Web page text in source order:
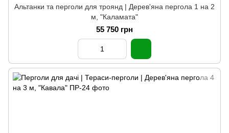
Альтанки та перголи для троянд | Дерев'яна пергола 1 на 2
м, "Каламата"
55 750 грн